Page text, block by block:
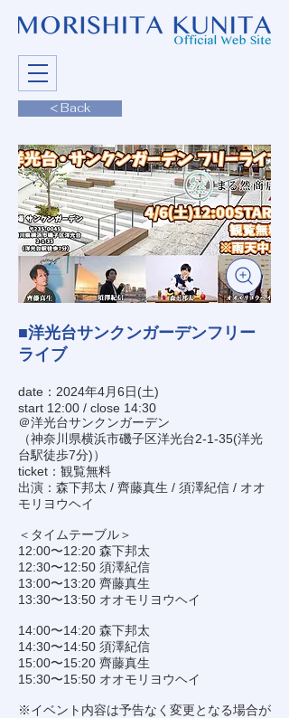
< Back
■洋光台サンクンガーデンフリー
ライブ
date：2024年4月6日(土)
start 12:00 / close 14:30
＠洋光台サンクンガーデン
（神奈川県横浜市磯子区洋光台2-1-35(洋光
台駅徒歩7分)）
ticket：観覧無料
出演：森下邦太 / 齊藤真生 / 須澤紀信 / オオ
モリヨウヘイ
＜タイムテーブル＞
12:00〜12:20 森下邦太
12:30〜12:50 須澤紀信
13:00〜13:20 齊藤真生
13:30〜13:50 オオモリヨウヘイ
14:00〜14:20 森下邦太
14:30〜14:50 須澤紀信
15:00〜15:20 齊藤真生
15:30〜15:50 オオモリヨウヘイ
※イベント内容は予告なく変更となる場合が